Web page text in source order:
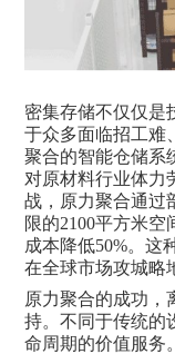
密集存储不仅仅是
于众多面临招工难
聚合的智能仓储系
对原材料行业体力
战，原力聚合通过
限的2100平方米空
成本降低50%。这
在全球市场攻城略
原力聚合的成功，
持。不同于传统的
命周期的价值服务